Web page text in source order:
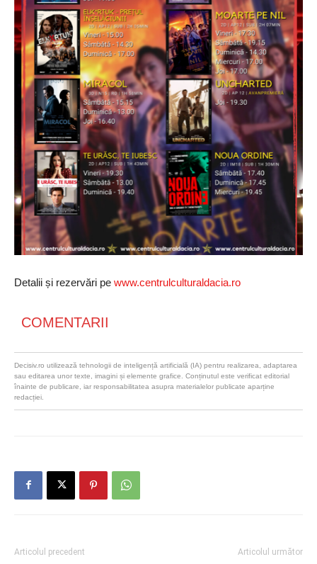
Detalii și rezervări pe www.centrulculturaldacia.ro
COMENTARII
Decisiv.ro utilizează tehnologii de inteligență artificială (IA) pentru realizarea, adaptarea
sau editarea unor texte, imagini și elemente grafice. Conținutul este verificat editorial
înainte de publicare, iar responsabilitatea asupra materialelor publicate aparține
redacției.
Articolul precedent Articolul următor